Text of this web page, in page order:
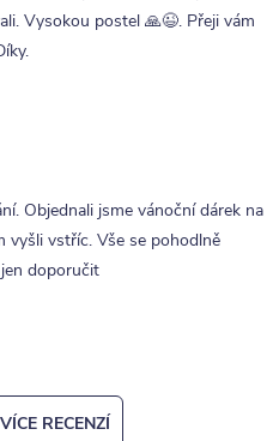
Vysokou postel 🙏😉. Přeji vám
Objednali jsme vánoční dárek na
vyšli vstříc. Vše se pohodlně
doporučit
RECENZÍ